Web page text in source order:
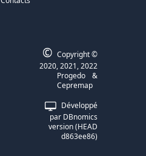
Développé
par DBnomics
version (HEAD
d863ee86)
© Copyright ©
2020, 2021, 2022
Progedo
&
Cepremap